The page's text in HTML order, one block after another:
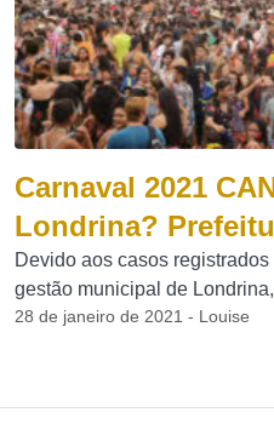
Carnaval 2021
Londrina?
Devido aos casos
gestão municipal de
28 de janeiro de 2021 - Louise